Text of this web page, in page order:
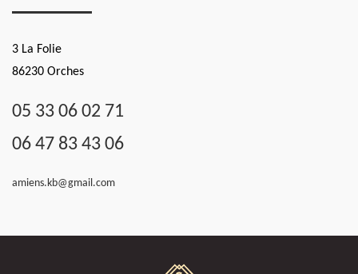
3 La Folie
86230 Orches
05 33 06 02 71
06 47 83 43 06
amiens.kb@gmail.com